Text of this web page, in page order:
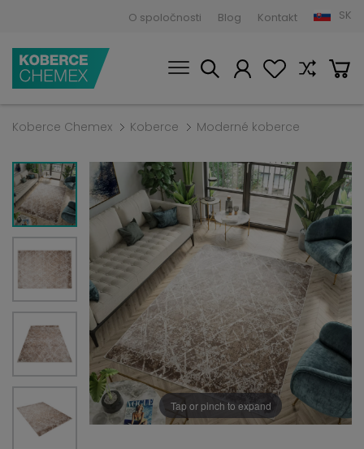
O spoločnosti Blog Kontakt SK
Koberce Chemex Koberce Moderné koberce
Tap or pinch to expand